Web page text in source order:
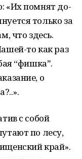
«Их помнят до-
только за
что здесь.
то как раз
“фишкаˮ.
о
с собой
по лесу,
край».